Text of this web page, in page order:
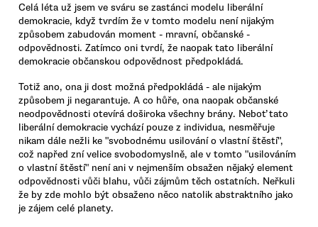
Celá léta už jsem ve sváru se zastánci modelu liberální
demokracie, když tvrdím že v tomto modelu není nijakým
způsobem zabudován moment - mravní, občanské -
odpovědnosti. Zatímco oni tvrdí, že naopak tato liberální
demokracie občanskou odpovědnost předpokládá.
Totiž ano, ona ji dost možná předpokládá - ale nijakým
způsobem ji negarantuje. A co hůře, ona naopak občanské
neodpovědnosti otevírá doširoka všechny brány. Neboť tato
liberální demokracie vychází pouze z individua, nesměřuje
nikam dále nežli ke "svobodnému usilování o vlastní štěstí",
což napřed zní velice svobodomyslně, ale v tomto "usilováním
o vlastní štěstí" není ani v nejmenším obsažen nějaký element
odpovědnosti vůči blahu, vůči zájmům těch ostatních. Neřkuli
že by zde mohlo být obsaženo něco natolik abstraktního jako
je zájem celé planety.